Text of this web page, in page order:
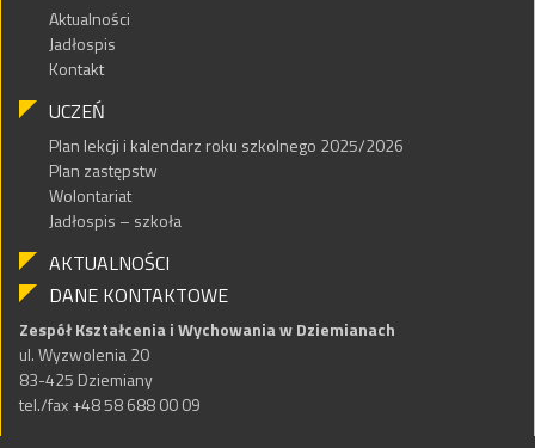
Aktualności
Jadłospis
Kontakt
UCZEŃ
Plan lekcji i kalendarz roku szkolnego 2025/2026
Plan zastępstw
Wolontariat
Jadłospis – szkoła
AKTUALNOŚCI
DANE KONTAKTOWE
Zespół Kształcenia i Wychowania w Dziemianach
ul. Wyzwolenia 20
83-425 Dziemiany
tel./fax +48 58 688 00 09